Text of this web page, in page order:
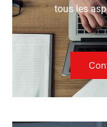
tous les